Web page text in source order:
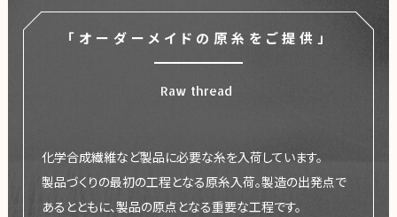
「オーダーメイドの原糸をご提供」
Raw thread
化学合成繊維など製品に必要な糸を入荷しています。
製品づくりの最初の工程となる原糸入荷。製造の出発点で
あるとともに、製品の原点となる重要な工程です。